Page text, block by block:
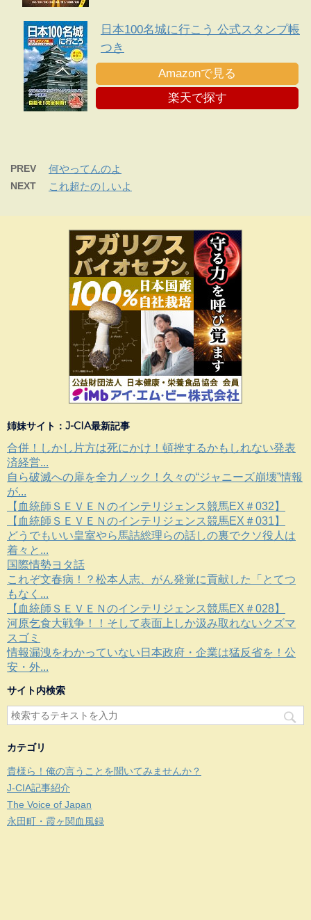
日本100名城に行こう 公式スタンプ帳
つき
Amazonで見る
楽天で探す
PREV 何やってんのよ
NEXT これ超たのしいよ
姉妹サイト：J-CIA最新記事
合併！しかし片方は死にかけ！頓挫するかもしれない発表
済経営...
自ら破滅への扉を全力ノック！久々の“ジャニーズ崩壊”情報
が...
【血統師ＳＥＶＥＮのインテリジェンス競馬EX＃032】
【血統師ＳＥＶＥＮのインテリジェンス競馬EX＃031】
どうでもいい皇室やら馬詰総理らの話しの裏でクソ役人は
着々と...
国際情勢ヨタ話
これぞ文春病！？松本人志、がん発覚に貢献した「とてつ
もなく...
【血統師ＳＥＶＥＮのインテリジェンス競馬EX＃028】
河原乞食大戦争！！そして表面上しか汲み取れないクズマ
スゴミ
情報漏洩をわかっていない日本政府・企業は猛反省を！公
安・外...
サイト内検索
カテゴリ
貴様ら！俺の言うことを聞いてみませんか？
J-CIA記事紹介
The Voice of Japan
永田町・霞ヶ関血風録